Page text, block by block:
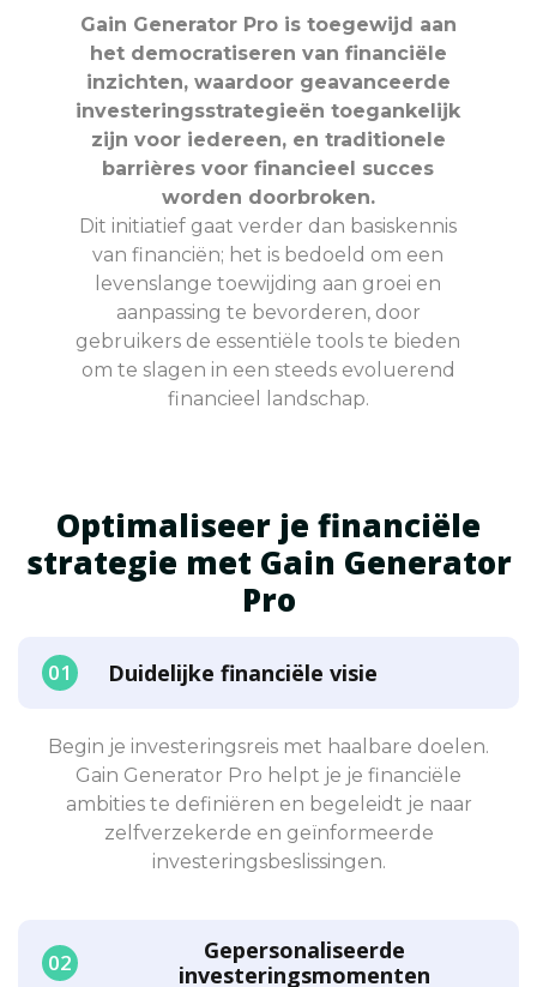
Gain Generator Pro is toegewijd aan
het democratiseren van financiële
inzichten, waardoor geavanceerde
investeringsstrategieën toegankelijk
zijn voor iedereen, en traditionele
barrières voor financieel succes
worden doorbroken.
Dit initiatief gaat verder dan basiskennis
van financiën; het is bedoeld om een
levenslange toewijding aan groei en
aanpassing te bevorderen, door
gebruikers de essentiële tools te bieden
om te slagen in een steeds evoluerend
financieel landschap.
Optimaliseer je financiële
strategie met Gain Generator
Pro
Duidelijke financiële visie
Begin je investeringsreis met haalbare doelen.
Gain Generator Pro helpt je je financiële
ambities te definiëren en begeleidt je naar
zelfverzekerde en geïnformeerde
investeringsbeslissingen.
Gepersonaliseerde
investeringsmomenten